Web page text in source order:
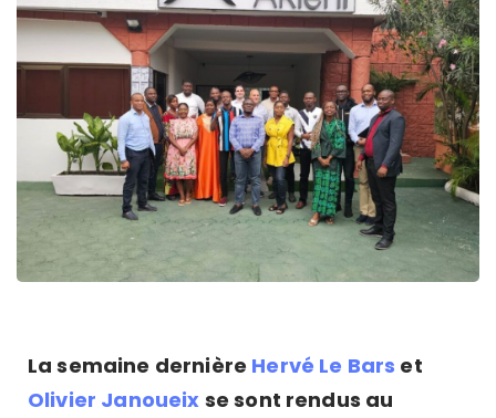
La semaine dernière Hervé Le Bars et
Olivier Janoueix se sont rendus au